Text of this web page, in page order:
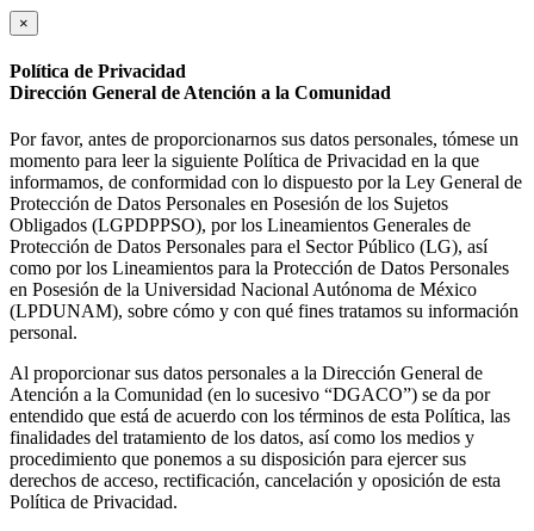
×
Política de Privacidad
Dirección General de Atención a la Comunidad
Por favor, antes de proporcionarnos sus datos personales, tómese un
momento para leer la siguiente Política de Privacidad en la que
informamos, de conformidad con lo dispuesto por la Ley General de
Protección de Datos Personales en Posesión de los Sujetos
Obligados (LGPDPPSO), por los Lineamientos Generales de
Protección de Datos Personales para el Sector Público (LG), así
como por los Lineamientos para la Protección de Datos Personales
en Posesión de la Universidad Nacional Autónoma de México
(LPDUNAM), sobre cómo y con qué fines tratamos su información
personal.
Al proporcionar sus datos personales a la Dirección General de
Atención a la Comunidad (en lo sucesivo “DGACO”) se da por
entendido que está de acuerdo con los términos de esta Política, las
finalidades del tratamiento de los datos, así como los medios y
procedimiento que ponemos a su disposición para ejercer sus
derechos de acceso, rectificación, cancelación y oposición de esta
Política de Privacidad.